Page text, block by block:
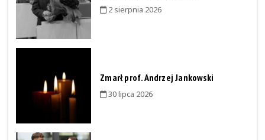
2 sierpnia 2026
Zmarł prof. Andrzej Jankowski
30 lipca 2026